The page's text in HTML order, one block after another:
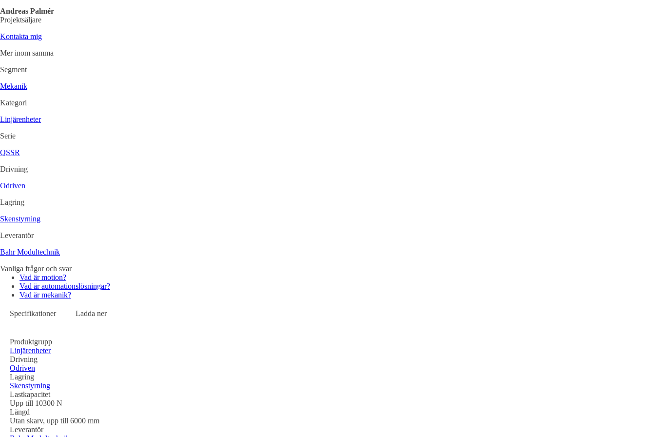
Andreas Palmér
Projektsäljare
Kontakta mig
Mer inom samma
Segment
Mekanik
Kategori
Linjärenheter
Serie
QSSR
Drivning
Odriven
Lagring
Skenstyrning
Leverantör
Bahr Modultechnik
Vanliga frågor och svar
Vad är motion?
Vad är automationslösningar?
Vad är mekanik?
Specifikationer Ladda ner
Produktgrupp
Linjärenheter
Drivning
Odriven
Lagring
Skenstyrning
Lastkapacitet
Upp till 10300 N
Längd
Utan skarv, upp till 6000 mm
Leverantör